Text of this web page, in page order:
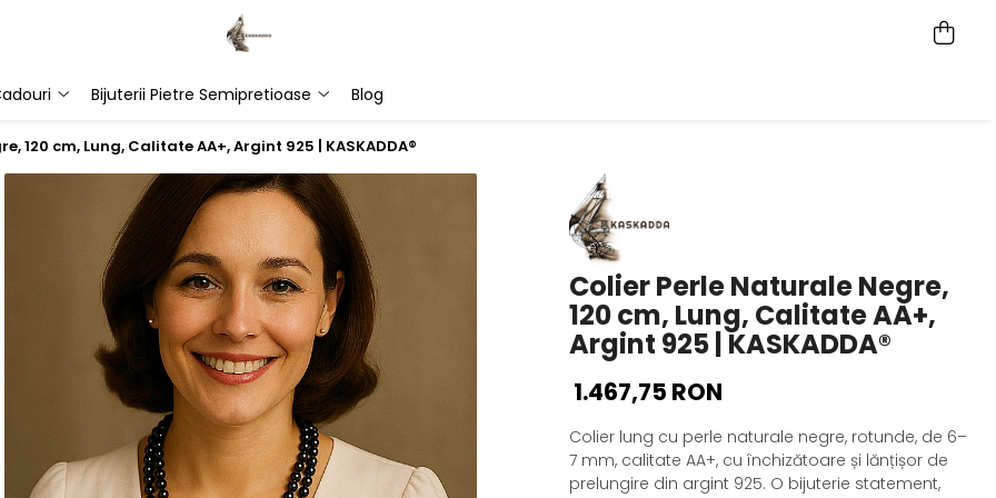
Bijuterii Pietre Semipretioase Blog
120 cm, Lung, Calitate AA+, Argint 925 | KASKADDA®
Colier Perle Naturale Negre,
120 cm, Lung, Calitate AA+,
Argint 925 | KASKADDA®
1.467,75 RON
Colier lung cu perle naturale negre, rotunde, de 6–
7 mm, calitate AA+, cu închizătoare și lănțișor de
prelungire din argint 925. O bijuterie statement,